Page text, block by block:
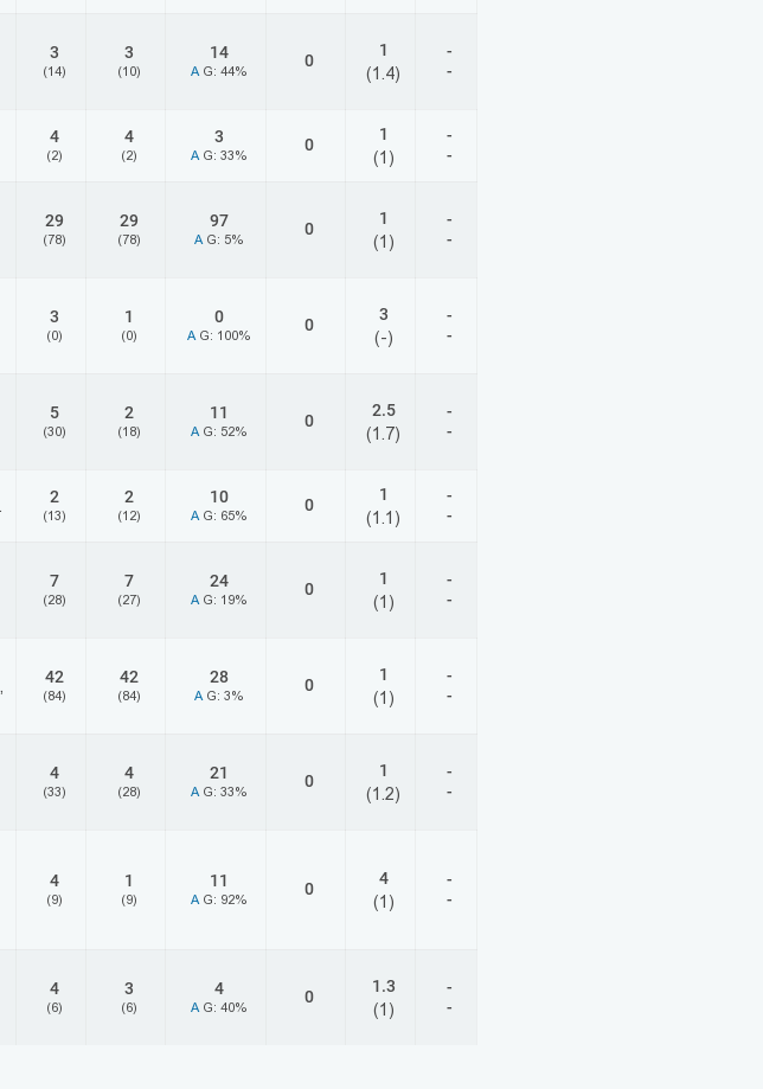
3
(14)
3
(10)
14
A G: 44%
0
1
(1.4)
-
-
4
(2)
4
(2)
3
A G: 33%
0
1
(1)
-
-
29
(78)
29
(78)
97
A G: 5%
0
1
(1)
-
-
3
(0)
1
(0)
0
A G: 100%
0
3
(-)
-
-
5
(30)
2
(18)
11
A G: 52%
0
2.5
(1.7)
-
-
2
(13)
2
(12)
10
A G: 65%
0
1
(1.1)
-
-
7
(28)
7
(27)
24
A G: 19%
0
1
(1)
-
-
42
(84)
42
(84)
28
A G: 3%
0
1
(1)
-
-
4
(33)
4
(28)
21
A G: 33%
0
1
(1.2)
-
-
4
(9)
1
(9)
11
A G: 92%
0
4
(1)
-
-
4
(6)
3
(6)
4
A G: 40%
0
1.3
(1)
-
-